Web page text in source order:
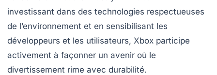
investissant dans des technologies respectueuses
de l’environnement et en sensibilisant les
développeurs et les utilisateurs, Xbox participe
activement à façonner un avenir où le
divertissement rime avec durabilité.